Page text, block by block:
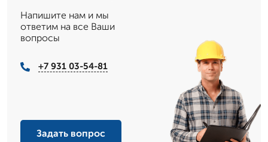
Напишите нам и мы
ответим на все Ваши
вопросы
+7 931 03-54-81
Задать вопрос